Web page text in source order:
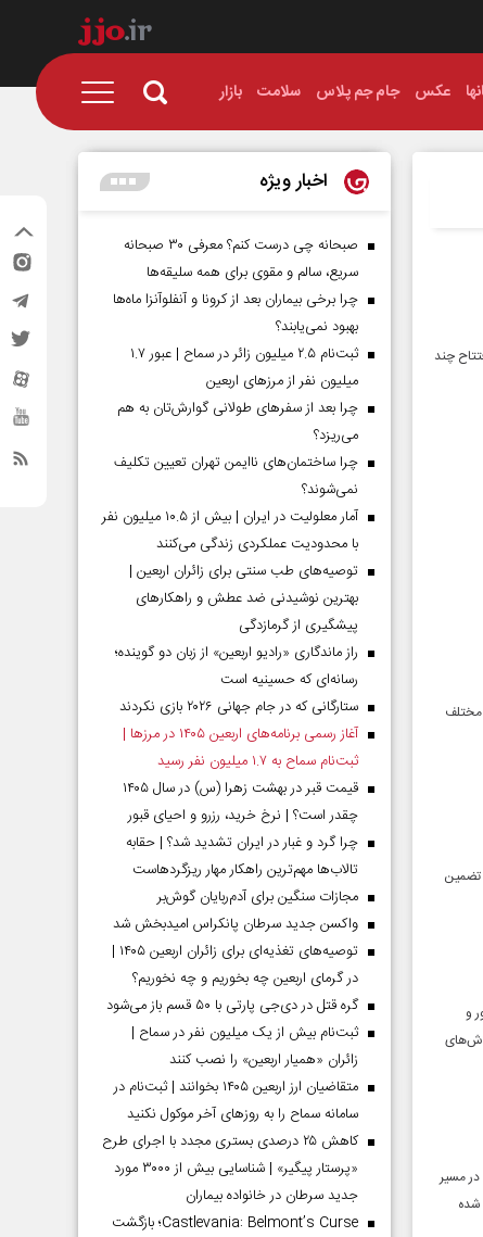
عکس جام جم پلاس سلامت بازار
چند
مختلف
تضمین
و
مسیر
شده
اخبار ویژه
صبحانه چی درست کنم؟ معرفی ۳۰ صبحانه
سریع، سالم و مقوی برای همه سلیقه‌ها
چرا برخی بیماران بعد از کرونا و آنفلوآنزا ماه‌ها
بهبود نمی‌یابند؟
ثبت‌نام ۲.۵ میلیون زائر در سماح | عبور ۱.۷
میلیون نفر از مرز‌های اربعین
چرا بعد از سفرهای طولانی گوارش‌تان به هم
می‌ریزد؟
چرا ساختمان‌های ناایمن تهران تعیین تکلیف
نمی‌شوند؟
آمار معلولیت در ایران | بیش از ۱۰.۵ میلیون نفر
با محدودیت عملکردی زندگی می‌کنند
توصیه‌های طب سنتی برای زائران اربعین |
بهترین نوشیدنی ضد عطش و راهکارهای
پیشگیری از گرمازدگی
راز ماندگاری «رادیو اربعین» از زبان دو گوینده؛
رسانه‌ای که حسینیه است
ستارگانی که در جام جهانی ۲۰۲۶ بازی نکردند
آغاز رسمی برنامه‌های اربعین ۱۴۰۵ در مرز‌ها |
ثبت‌نام سماح به ۱.۷ میلیون نفر رسید
قیمت قبر در بهشت زهرا (س) در سال ۱۴۰۵
چقدر است؟ | نرخ خرید، رزرو و احیای قبور
چرا گرد و غبار در ایران تشدید شد؟ | حقابه
تالاب‌ها مهم‌ترین راهکار مهار ریزگردهاست
مجازات سنگین برای آدم‌ربایان گوش‌بر
واکسن جدید سرطان پانکراس امیدبخش شد
توصیه‌های تغذیه‌ای برای زائران اربعین ۱۴۰۵ |
در گرمای اربعین چه بخوریم و چه نخوریم؟
گره قتل در دی‌جی پارتی با ۵۰ قسم باز می‌شود
ثبت‌نام بیش از یک میلیون نفر در سماح |
زائران «همیار اربعین» را نصب کنند
متقاضیان ارز اربعین ۱۴۰۵ بخوانند | ثبت‌نام در
سامانه سماح را به روز‌های آخر موکول نکنید
کاهش ۲۵ درصدی بستری مجدد با اجرای طرح
«پرستار پیگیر» | شناسایی بیش از ۳۰۰۰ مورد
جدید سرطان در خانواده بیماران
Castlevania: Belmont’s Curse؛ بازگشت